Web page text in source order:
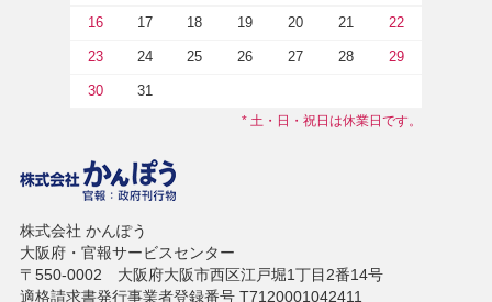
16 17 18 19 20 21 22
23 24 25 26 27 28 29
30 31
* 土・日・祝日は休業日です。
株式会社 かんぽう
大阪府・官報サービスセンター
〒550-0002 大阪府大阪市西区江戸堀1丁目2番14号
適格請求書発行事業者登録番号 T7120001042411